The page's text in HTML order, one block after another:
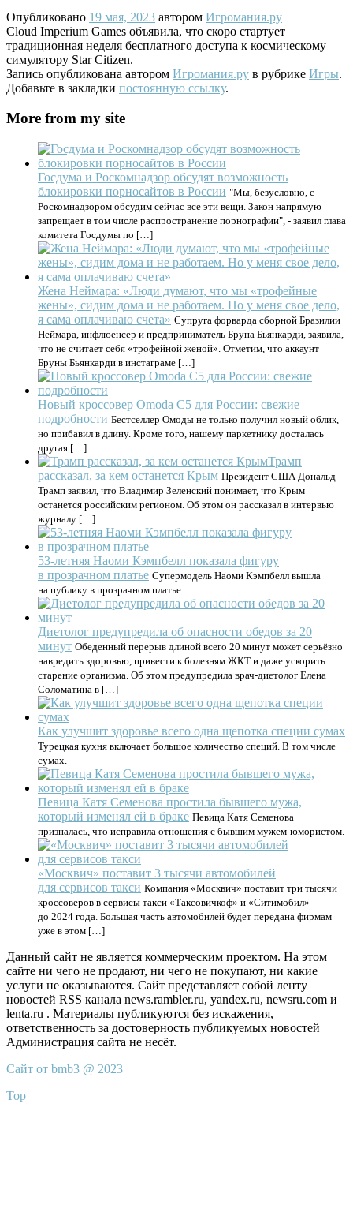
Опубликовано 19 мая, 2023 автором Игромания.ру
Cloud Imperium Games объявила, что скоро стартует
традиционная неделя бесплатного доступа к космическому
симулятору Star Citizen.
Запись опубликована автором Игромания.ру в рубрике Игры.
Добавьте в закладки постоянную ссылку.
More from my site
Госдума и Роскомнадзор обсудят возможность
блокировки порносайтов в России "Мы, безусловно, с
Роскомнадзором обсудим сейчас все эти вещи. Закон напрямую
запрещает в том числе распространение порнографии", - заявил глава
комитета Госдумы по […]
Жена Неймара: «Люди думают, что мы «трофейные
жены», сидим дома и не работаем. Но у меня свое дело,
я сама оплачиваю счета» Супруга форварда сборной Бразилии
Неймара, инфлюенсер и предприниматель Бруна Бьянкарди, заявила,
что не считает себя «трофейной женой». Отметим, что аккаунт
Бруны Бьянкарди в инстаграме […]
Новый кроссовер Omoda C5 для России: свежие
подробности Бестселлер Омоды не только получил новый облик,
но прибавил в длину. Кроме того, нашему паркетнику досталась
другая […]
Трамп
рассказал, за кем останется Крым Президент США Дональд
Трамп заявил, что Владимир Зеленский понимает, что Крым
останется российским регионом. Об этом он рассказал в интервью
журналу […]
53-летняя Наоми Кэмпбелл показала фигуру
в прозрачном платье Супермодель Наоми Кэмпбелл вышла
на публику в прозрачном платье.
Диетолог предупредила об опасности обедов за 20
минут Обеденный перерыв длиной всего 20 минут может серьёзно
навредить здоровью, привести к болезням ЖКТ и даже ускорить
старение организма. Об этом предупредила врач-диетолог Елена
Соломатина в […]
Как улучшит здоровье всего одна щепотка специи сумах
Турецкая кухня включает большое количество специй. В том числе
сумах.
Певица Катя Семенова простила бывшего мужа,
который изменял ей в браке Певица Катя Семенова
призналась, что исправила отношения с бывшим мужем-юмористом.
«Москвич» поставит 3 тысячи автомобилей
для сервисов такси Компания «Москвич» поставит три тысячи
кроссоверов в сервисы такси «Таксовичкоф» и «Ситимобил»
до 2024 года. Большая часть автомобилей будет передана фирмам
уже в этом […]
Данный сайт не является коммерческим проектом. На этом
сайте ни чего не продают, ни чего не покупают, ни какие
услуги не оказываются. Сайт представляет собой ленту
новостей RSS канала news.rambler.ru, yandex.ru, newsru.com и
lenta.ru . Материалы публикуются без искажения,
ответственность за достоверность публикуемых новостей
Администрация сайта не несёт.
Сайт от bmb3 @ 2023
Top